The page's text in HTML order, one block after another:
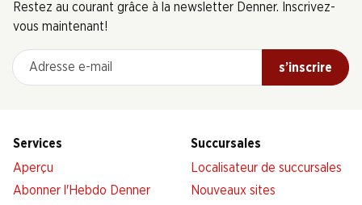
Restez au courant grâce à la newsletter Denner. Inscrivez-
vous maintenant!
Adresse e-mail
s’inscrire
Services
Aperçu
Abonner l'Hebdo Denner
Succursales
Localisateur de succursales
Nouveaux sites